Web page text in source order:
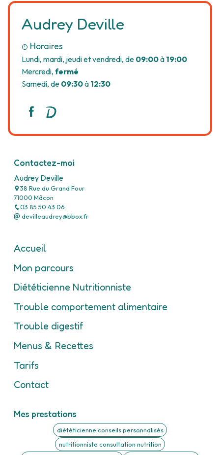
Audrey Deville
Horaires
Lundi, mardi, jeudi et vendredi, de 09:00à 19:00
Mercredi, fermé
Samedi, de 09:30à 12:30
Contactez-moi
Audrey Deville
38 Rue du Grand Four
71000 Mâcon
03 85 50 43 06
devilleaudrey@bbox.fr
Accueil
Mon parcours
Diététicienne Nutritionniste
Trouble comportement alimentaire
Trouble digestif
Menus & Recettes
Tarifs
Contact
Mes prestations
diététicienne conseils personnalisés
nutritionniste consultation nutrition